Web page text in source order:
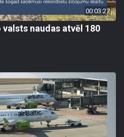
00:03:27
naudas atvēl 180